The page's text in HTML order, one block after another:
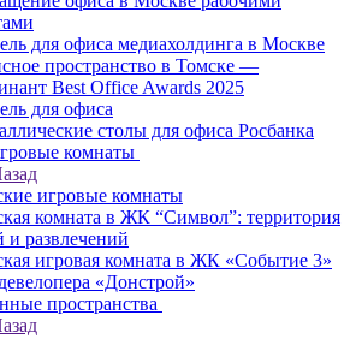
для офиса медиахолдинга в Москве
пространство в Томске —
Best Office Awards 2025
для офиса
столы для офиса Росбанка
комнаты
игровые комнаты
комната в ЖК “Символ”: территория
и развлечений
игровая комната в ЖК «Событие 3»
«Донстрой»
пространства